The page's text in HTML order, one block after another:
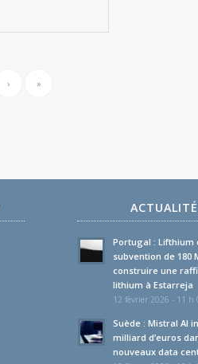
› »
Portugal : Lifthium
subvention de 180
construire une
lithium à Estarreja
12 février 2026 - 11 h
Suède : Mistral AI
milliard d’euros
nouveaux data